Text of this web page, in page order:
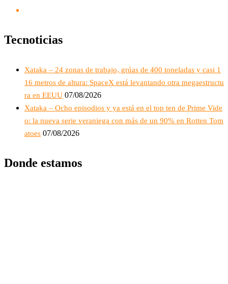
Tecnoticias
Xataka – 24 zonas de trabajo, grúas de 400 toneladas y casi 1
16 metros de altura: SpaceX está levantando otra megaestructu
ra en EEUU 07/08/2026
Xataka – Ocho episodios y ya está en el top ten de Prime Vide
o: la nueva serie veraniega con más de un 90% en Rotten Tom
atoes 07/08/2026
Donde estamos